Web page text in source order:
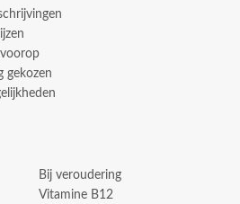
gekozen
Bij veroudering
Vitamine B12